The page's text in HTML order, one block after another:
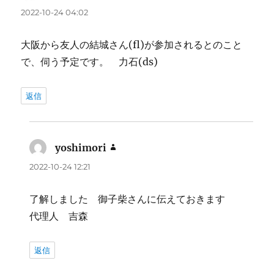
り:
2022-10-24 04:02
大阪から友人の結城さん(fl)が参加されるとのこと
で、伺う予定です。 力石(ds)
返信
yoshimori
2022-10-24 12:21
了解しました 御子柴さんに伝えておきます
代理人 吉森
返信